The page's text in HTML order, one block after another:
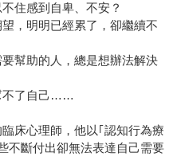
住感到自卑、不安？
，明明已經累了，卻繼續不
幫助的人，總是想辦法解決
不了自己……
床心理師，他以｢認知行為療
不斷付出卻無法表達自己需要